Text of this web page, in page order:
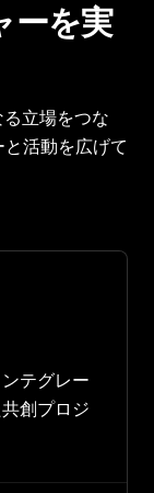
ーを実
立場をつな
活動を広げて
テグレー
創プロジ